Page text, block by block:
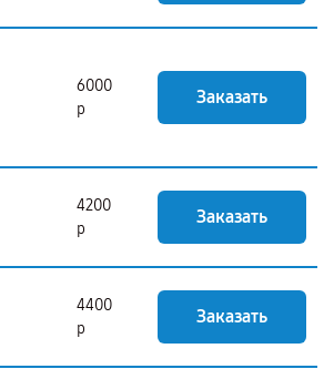
6000
р
Заказать
4200
р
Заказать
4400
р
Заказать